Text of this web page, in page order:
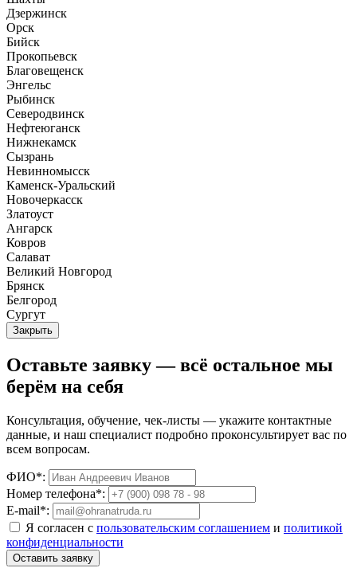
Дзержинск
Орск
Бийск
Прокопьевск
Благовещенск
Энгельс
Рыбинск
Северодвинск
Нефтеюганск
Нижнекамск
Сызрань
Невинномысск
Каменск-Уральский
Новочеркасск
Златоуст
Ангарск
Ковров
Салават
Великий Новгород
Брянск
Белгород
Сургут
Закрыть
Оставьте заявку — всё остальное мы
берём на себя
Консультация, обучение, чек-листы — укажите контактные
данные, и наш специалист подробно проконсультирует вас по
всем вопросам.
ФИО*:
Номер телефона*:
E-mail*:
Я согласен с пользовательским соглашением и политикой
конфиденциальности
Оставить заявку